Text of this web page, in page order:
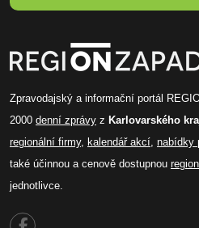
Zpravodajský a informační portál
2000 denní zprávy z Karlovarského
regionální firmy, kalendář akcí, nabídky
také účinnou a cenově dostupnou
jednotlivce.